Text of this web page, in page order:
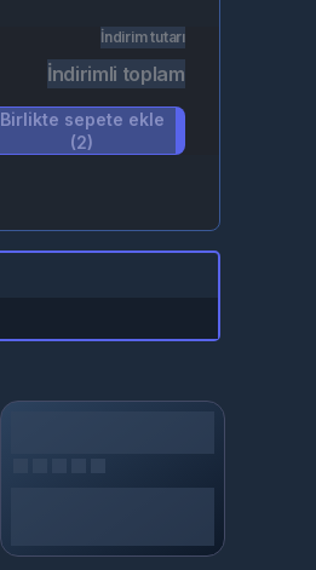
İndirim tutarı
İndirimli toplam
Birlikte sepete ekle
(2)